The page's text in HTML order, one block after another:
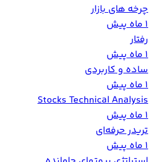
چرخه های بازار
1 ماه پیش
رفتار
1 ماه پیش
ساده و کاربردی
1 ماه پیش
Stocks Technical Analysis
1 ماه پیش
تریدر حرفه‌ای
1 ماه پیش